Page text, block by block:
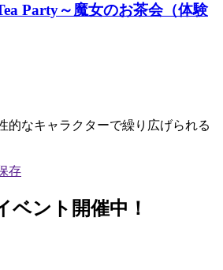
Party～魔女のお茶会（体験
的なキャラクターで繰り広げられる
ベント開催中！